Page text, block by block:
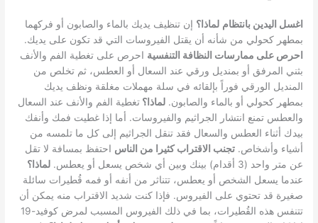
اغسل اليدين بانتظام لماذا؟ إن تنظيف يديك بالماء والصابون أو فركهما
بمطهر كحولي من شأنه أن يقتل الفيروسات التي قد تكون على يديك.
احرص على ممارسات النظافة التنفسية احرص على تغطية الفم والأنف
بثني المرفق أو بمنديل ورقي عند السعال أو العطس، ثم تخلص من
المنديل الورقي فوراً بإلقائه في سلة مهملات مغلقة ونظف يديك
بمطهر كحولي أو بالماء والصابون.لماذا؟تغطية الفم والأنف عند السعال
والعطس تمنع انتشار الجراثيم والفيروسات. أما إذا غطيت فمك وأنفك
بيدك أثناء العطس والسعال فقد تنقل الجراثيم إلى كل ما تلمسه من
أشياء وأشخاص.تجنب الاقتراب كثيرا من الناس احتفظ بمسافة لا تقل
عن متر واحد (3 أقدام) بينك وبين أي شخص يسعل أو يعطس.
لماذا؟
عندما يسعل الشخص أو يعطس، تتناثر من أنفه أو فمه قُطيرات سائلة
صغيرة قد تحتوي على الفيروس. فإذا كنت شديد الاقتراب منه يمكن أن
تتنفس هذه القُطيرات، بما في ذلك الفيروس المسبب لمرض كوفيد-19